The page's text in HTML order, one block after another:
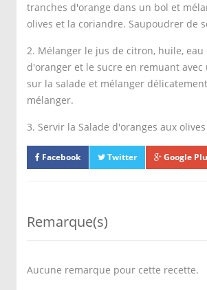
tranches d'orange dans un bol et
olives et la coriandre. Saupoudrer de
2. Mélanger le jus de citron, huile,
d'oranger et le sucre en remuant avec
sur la salade et mélanger
mélanger.
3. Servir la Salade d'oranges aux
Facebook Twitter Google
Remarque(s)
Aucune remarque pour cette recette.